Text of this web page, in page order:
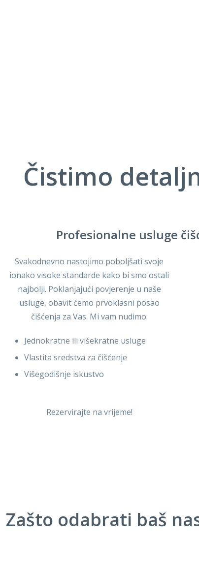
Čistimo
Profesionalne usluge
Svakodnevno nastojimo poboljšati svoje
ionako visoke standarde kako bi smo ostali
najbolji. Poklanjajući povjerenje u naše
usluge, obavit ćemo prvoklasni posao
čišćenja za Vas. Mi vam nudimo:
Jednokratne ili višekratne usluge
Vlastita sredstva za čišćenje
Višegodišnje iskustvo
Rezervirajte na vrijeme!
Zašto odabrati baš